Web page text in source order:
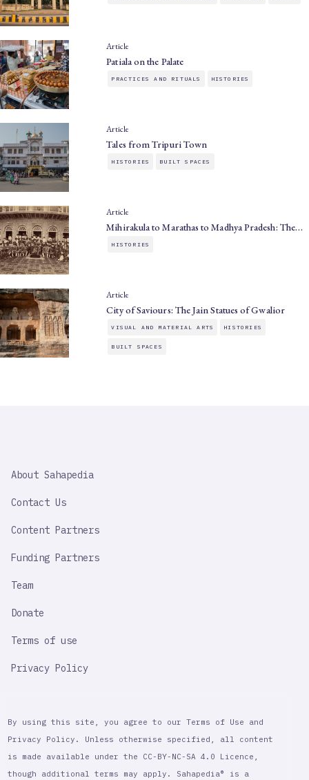
Article
Patiala on the Palate
PRACTICES AND RITUALS HISTORIES
Article
Tales from Tripuri Town
HISTORIES BUILT SPACES
Article
Mihirakula to Marathas to Madhya Pradesh: The…
HISTORIES
Article
City of Saviours: The Jain Statues of Gwalior
VISUAL AND MATERIAL ARTS HISTORIES
BUILT SPACES
IMPORTANT
About Sahapedia
Contact Us
Content Partners
Funding Partners
Team
Donate
Terms of use
Privacy Policy
By using this site, you agree to our Terms of Use and
Privacy Policy. Unless otherwise specified, all content
is made available under the CC-BY-NC-SA 4.0 Licence,
though additional terms may apply. Sahapedia® is a